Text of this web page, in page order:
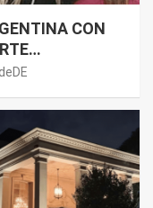
CON